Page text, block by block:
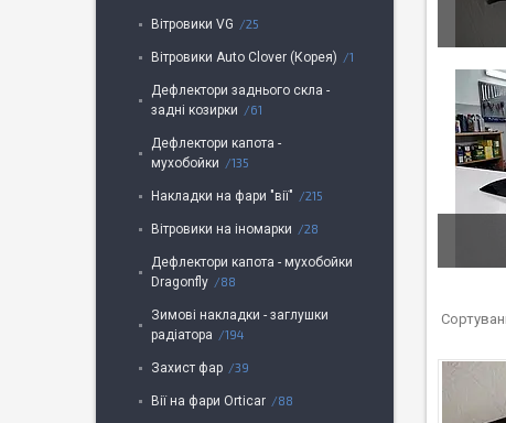
Вітровики VG 25
Вітровики Auto Clover (Корея) 1
Дефлектори заднього скла -
задні козирки
61
Дефлектори капота -
мухобойки
135
Накладки на фари "вії" 215
Вітровики на іномарки 28
Дефлектори капота - мухобойки
Dragonfly
88
Зимові накладки - заглушки
радіатора
194
Захист фар 39
Вії на фари Orticar 88